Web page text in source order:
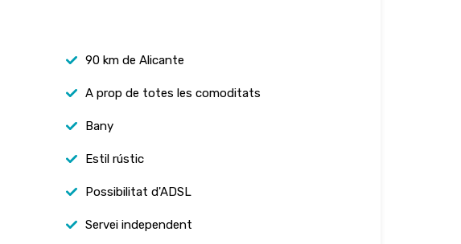
90 km de Alicante
A prop de totes les comoditats
Bany
Estil rústic
Possibilitat d'ADSL
Servei independent